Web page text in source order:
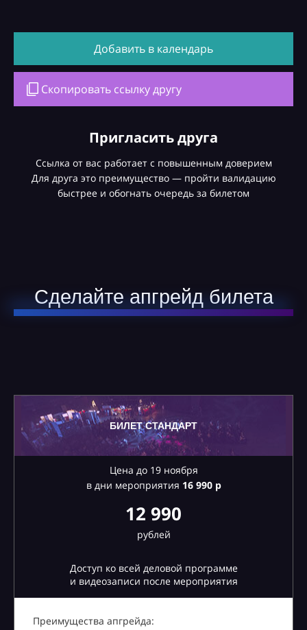
Добавить в календарь
Скопировать ссылку другу
Пригласить друга
Ссылка от вас работает с повышенным доверием
Для друга это преимущество — пройти валидацию
быстрее и обогнать очередь за билетом
Сделайте апгрейд билета
БИЛЕТ СТАНДАРТ
Цена до 19 ноября
в дни мероприятия 16990 р
12 990
рублей
Доступ ко всей деловой программе
и видеозаписи после мероприятия
Преимущества апгрейда: